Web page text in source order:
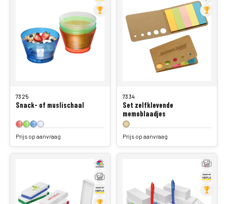
Snack- of muslischaal
Prijs op aanvraag
Set zelfklevende
memoblaadjes
Prijs op aanvraag